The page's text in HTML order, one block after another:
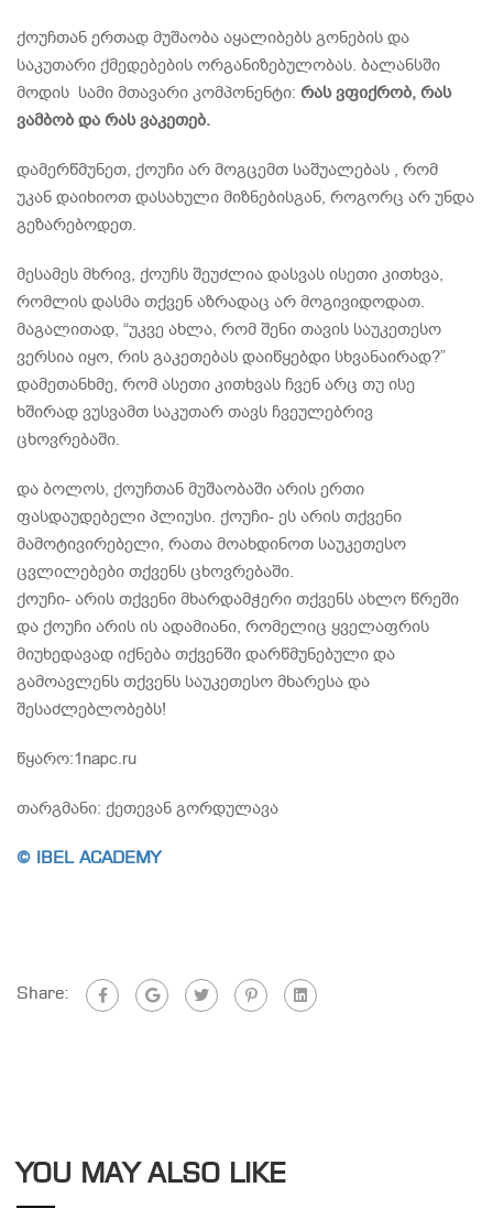
ქოუჩთან ერთად მუშაობა აყალიბებს გონების და
საკუთარი ქმედებების ორგანიზებულობას. ბალანსში
მოდის სამი მთავარი კომპონენტი: რას ვფიქრობ, რას
ვამბობ და რას ვაკეთებ.
დამერწმუნეთ, ქოუჩი არ მოგცემთ საშუალებას , რომ
უკან დაიხიოთ დასახული მიზნებისგან, როგორც არ უნდა
გეზარებოდეთ.
მესამეს მხრივ, ქოუჩს შეუძლია დასვას ისეთი კითხვა,
რომლის დასმა თქვენ აზრადაც არ მოგივიდოდათ.
მაგალითად, “უკვე ახლა, რომ შენი თავის საუკეთესო
ვერსია იყო, რის გაკეთებას დაიწყებდი სხვანაირად?”
დამეთანხმე, რომ ასეთი კითხვას ჩვენ არც თუ ისე
ხშირად ვუსვამთ საკუთარ თავს ჩვეულებრივ
ცხოვრებაში.
და ბოლოს, ქოუჩთან მუშაობაში არის ერთი
ფასდაუდებელი პლიუსი. ქოუჩი- ეს არის თქვენი
მამოტივირებელი, რათა მოახდინოთ საუკეთესო
ცვლილებები თქვენს ცხოვრებაში.
ქოუჩი- არის თქვენი მხარდამჭერი თქვენს ახლო წრეში
და ქოუჩი არის ის ადამიანი, რომელიც ყველაფრის
მიუხედავად იქნება თქვენში დარწმუნებული და
გამოავლენს თქვენს საუკეთესო მხარესა და
შესაძლებლობებს!
წყარო:1napc.ru
თარგმანი: ქეთევან გორდულავა
© IBEL ACADEMY
Share:
YOU MAY ALSO LIKE